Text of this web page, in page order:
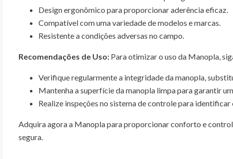
Design ergonômico para proporcionar aderência eficaz.
Compatível com uma variedade de modelos e marcas.
Resistente a condições adversas no campo.
Recomendações de Uso: Para otimizar o uso da Manopla,
Verifique regularmente a integridade da manopla,
Mantenha a superfície da manopla limpa para garantir
Realize inspeções no sistema de controle para
Adquira agora a Manopla para proporcionar conforto e
segura.